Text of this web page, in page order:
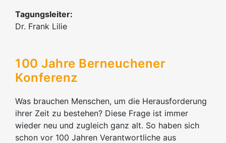
Tagungsleiter:
Dr. Frank Lilie
100 Jahre Berneuchener
Konferenz
Was brauchen Menschen, um die Herausforderung
ihrer Zeit zu bestehen? Diese Frage ist immer
wieder neu und zugleich ganz alt. So haben sich
schon vor 100 Jahren Verantwortliche aus